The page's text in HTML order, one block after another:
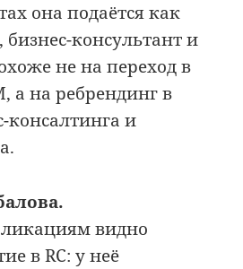
она подаётся как
бизнес-консультант и
не на переход в
а на ребрендинг в
консалтинга и
видно
в RC: у неё